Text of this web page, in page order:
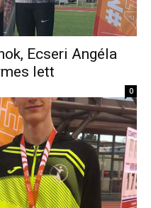
Ecseri Angéla
lett
0